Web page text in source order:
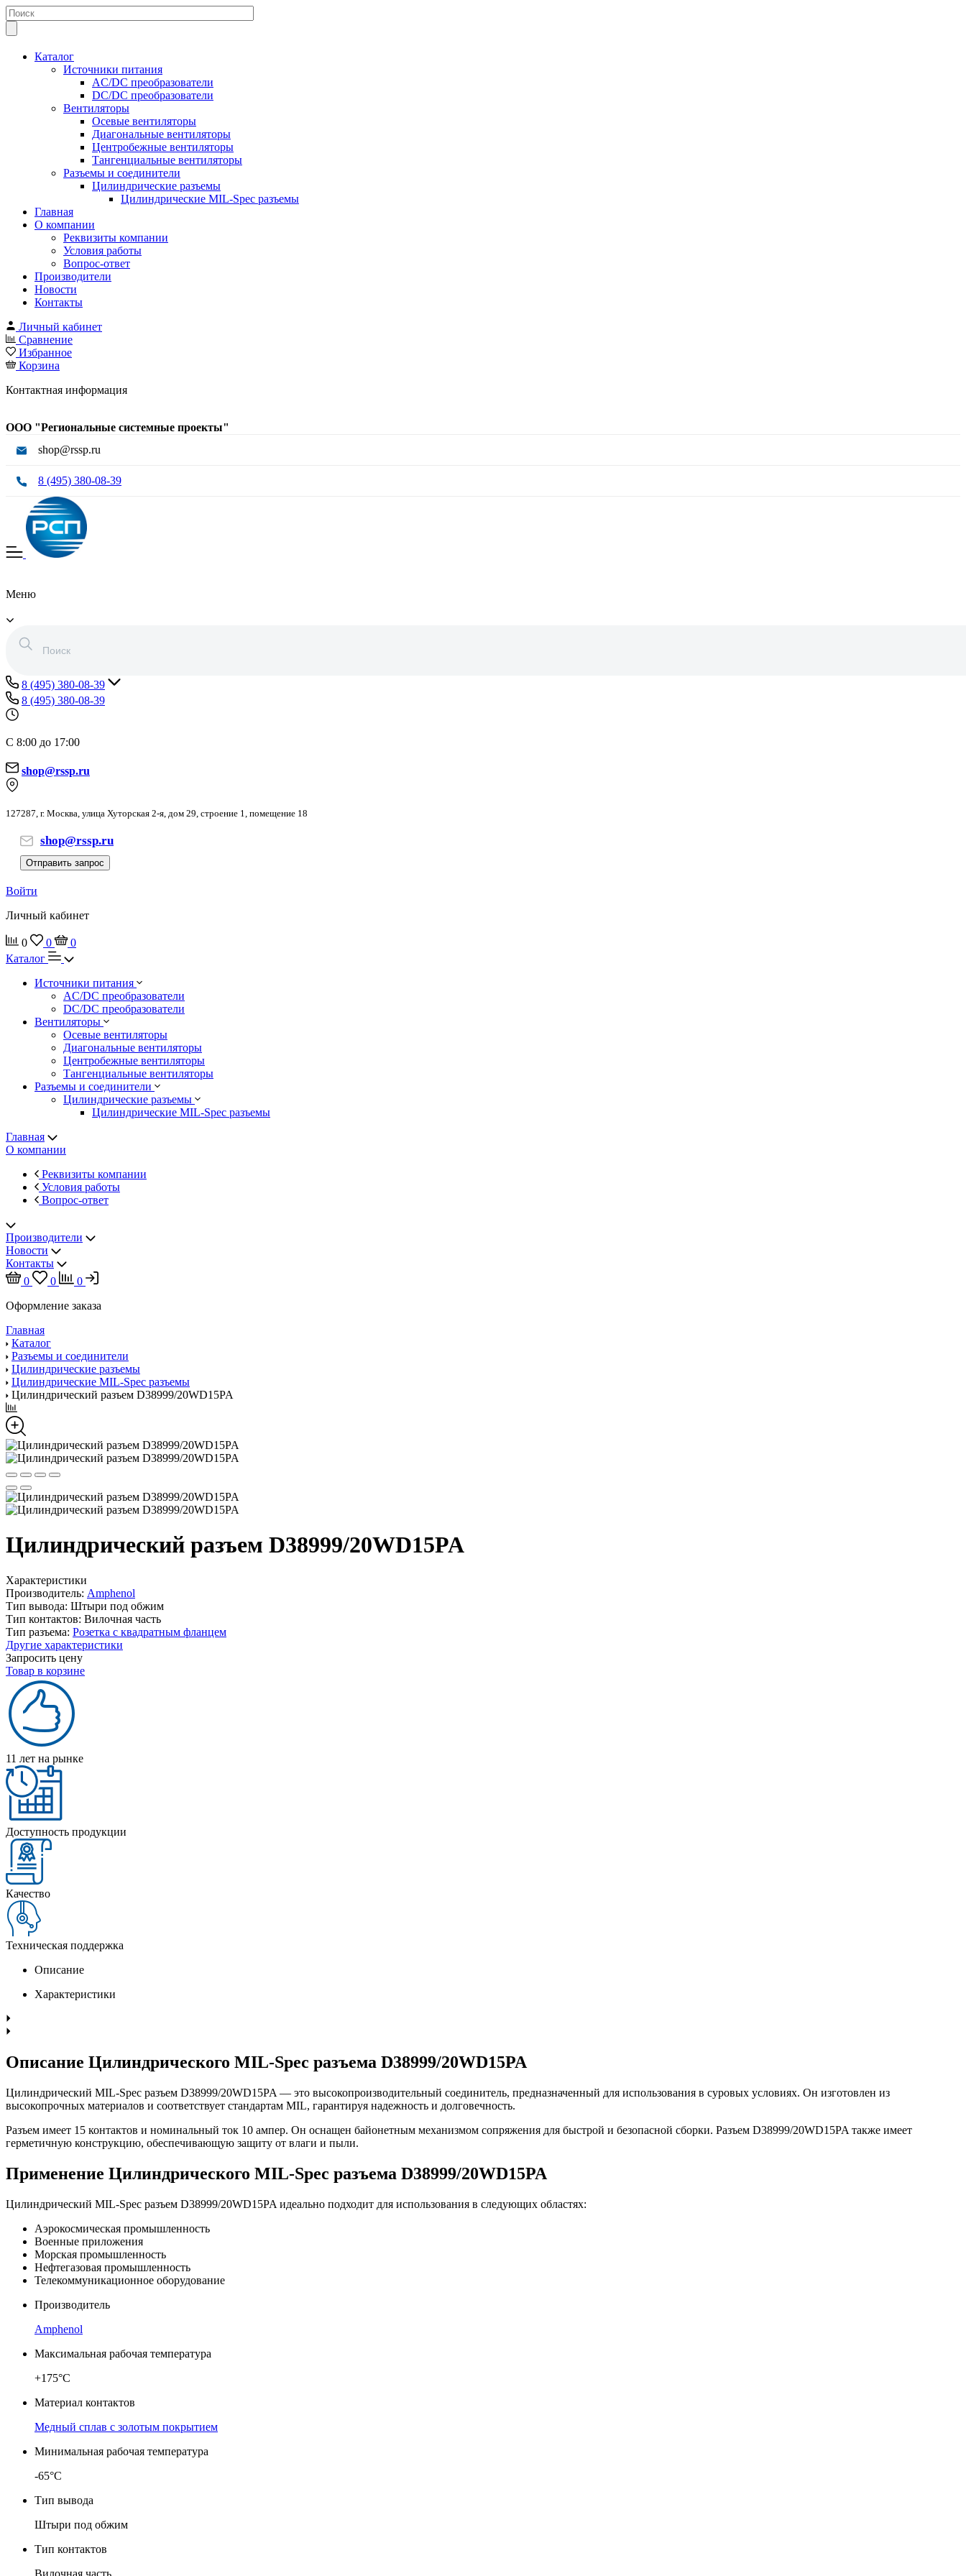
Каталог
Источники питания
AC/DC преобразователи
DC/DC преобразователи
Вентиляторы
Осевые вентиляторы
Диагональные вентиляторы
Центробежные вентиляторы
Тангенциальные вентиляторы
Разъемы и соединители
Цилиндрические разъемы
Цилиндрические MIL-Spec разъемы
Главная
О компании
Реквизиты компании
Условия работы
Вопрос-ответ
Производители
Новости
Контакты
Личный кабинет
Сравнение
Избранное
Корзина
Контактная информация
ООО "Региональные системные проекты"
shop@rssp.ru
8 (495) 380-08-39
Меню
8 (495) 380-08-39
8 (495) 380-08-39
С 8:00 до 17:00
shop@rssp.ru
127287, г. Москва, улица Хуторская 2-я, дом 29, строение 1, помещение 18
shop@rssp.ru
Отправить запрос
Войти
Личный кабинет
0 0
0
Каталог
Источники питания
AC/DC преобразователи
DC/DC преобразователи
Вентиляторы
Осевые вентиляторы
Диагональные вентиляторы
Центробежные вентиляторы
Тангенциальные вентиляторы
Разъемы и соединители
Цилиндрические разъемы
Цилиндрические MIL-Spec разъемы
Главная
О компании
Реквизиты компании
Условия работы
Вопрос-ответ
Производители
Новости
Контакты
0
0
0
Оформление заказа
Главная
Каталог
Разъемы и соединители
Цилиндрические разъемы
Цилиндрические MIL-Spec разъемы
Цилиндрический разъем D38999/20WD15PA
Цилиндрический разъем D38999/20WD15PA
Характеристики
Производитель: Amphenol
Тип вывода: Штыри под обжим
Тип контактов: Вилочная часть
Тип разъема: Розетка с квадратным фланцем
Другие характеристики
Запросить цену
Товар в корзине
11 лет на рынке
Доступность продукции
Качество
Техническая поддержка
Описание
Характеристики
Описание Цилиндрического MIL-Spec разъема D38999/20WD15PA
Цилиндрический MIL-Spec разъем D38999/20WD15PA — это высокопроизводительный соединитель, предназначенный для использования в суровых условиях. Он изготовлен из
высокопрочных материалов и соответствует стандартам MIL, гарантируя надежность и долговечность.
Разъем имеет 15 контактов и номинальный ток 10 ампер. Он оснащен байонетным механизмом сопряжения для быстрой и безопасной сборки. Разъем D38999/20WD15PA также имеет
герметичную конструкцию, обеспечивающую защиту от влаги и пыли.
Применение Цилиндрического MIL-Spec разъема D38999/20WD15PA
Цилиндрический MIL-Spec разъем D38999/20WD15PA идеально подходит для использования в следующих областях:
Аэрокосмическая промышленность
Военные приложения
Морская промышленность
Нефтегазовая промышленность
Телекоммуникационное оборудование
Производитель
Amphenol
Максимальная рабочая температура
+175°C
Материал контактов
Медный сплав с золотым покрытием
Минимальная рабочая температура
-65°C
Тип вывода
Штыри под обжим
Тип контактов
Вилочная часть